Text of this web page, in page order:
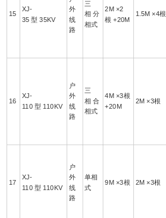
15
XJ-
35 型 35KV
外
线
路
三
相 分
相式
2M ×2
根 +20M
1.5M ×4根
16
XJ-
110 型 110KV
户
外
线
路
三
相 合
相式
4M ×3根
+20M
2M ×3根
17
XJ-
110 型 110KV
户
外
线
路
单相
式
9M ×3根 2M ×3根